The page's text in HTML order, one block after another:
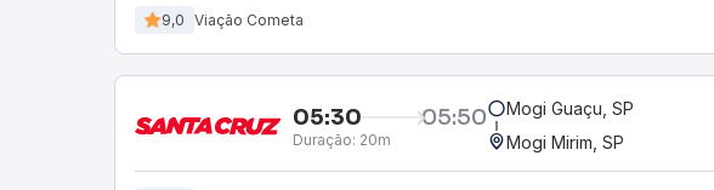
9,0 Viação Cometa
05:30 05:50
Duração: 20m
Mogi Guaçu, SP
Mogi Mirim, SP